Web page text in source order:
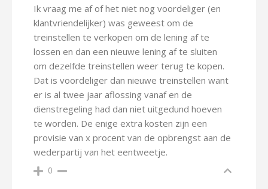
Ik vraag me af of het niet nog voordeliger (en
klantvriendelijker) was geweest om de
treinstellen te verkopen om de lening af te
lossen en dan een nieuwe lening af te sluiten
om dezelfde treinstellen weer terug te kopen.
Dat is voordeliger dan nieuwe treinstellen want
er is al twee jaar aflossing vanaf en de
dienstregeling had dan niet uitgedund hoeven
te worden. De enige extra kosten zijn een
provisie van x procent van de opbrengst aan de
wederpartij van het eentweetje.
0